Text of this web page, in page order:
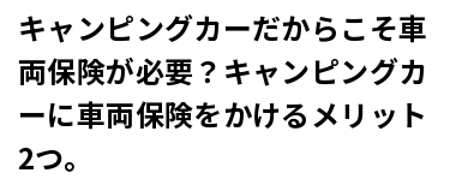
キャンピングカーだからこそ車
両保険が必要？キャンピングカ
ーに車両保険をかけるメリット
2つ。